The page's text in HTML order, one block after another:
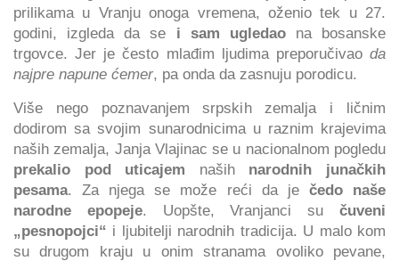
prilikama u Vranju onoga vremena, oženio tek u 27.
godini, izgleda da se i sam ugledaona bosanske
trgovce. Jer je često mlađim ljudima preporučivao da
najpre napune ćemer, pa onda da zasnuju porodicu.
Više nego poznavanjem srpskih zemalja i ličnim
dodirom sa svojim sunarodnicima u raznim krajevima
naših zemalja, Janja Vlajinac se u nacionalnom pogledu
prekalio pod uticajem naših narodnih junačkih
pesama. Za njega se može reći da ječedo naše
narodne epopeje. Uopšte, Vranjanci sučuveni
„pesnopojci“ i ljubitelji narodnih tradicija. U malo kom
su drugom kraju u onim stranama ovoliko pevane,